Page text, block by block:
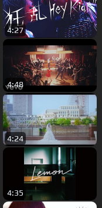
4:27
4:48
4:24
4:35